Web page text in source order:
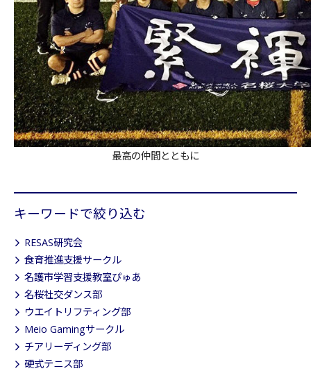
最高の仲間とともに
キーワードで絞り込む
RESAS研究会
食育推進支援サークル
名護市学習支援教室ぴゅあ
名桜社交ダンス部
ウエイトリフティング部
Meio Gamingサークル
チアリーディング部
硬式テニス部